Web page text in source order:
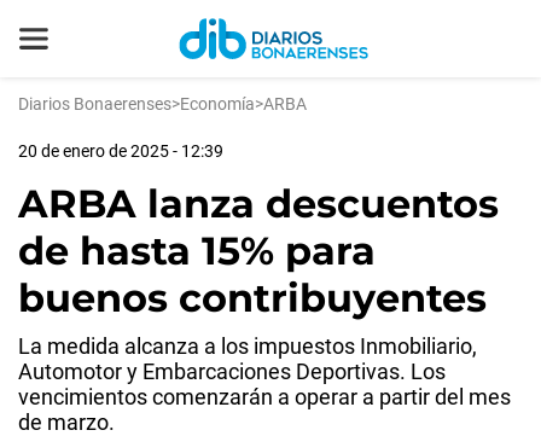
Diarios Bonaerenses>Economía>ARBA
20 de enero de 2025 - 12:39
ARBA lanza descuentos
de hasta 15% para
buenos contribuyentes
La medida alcanza a los impuestos Inmobiliario,
Automotor y Embarcaciones Deportivas. Los
vencimientos comenzarán a operar a partir del mes
de marzo.